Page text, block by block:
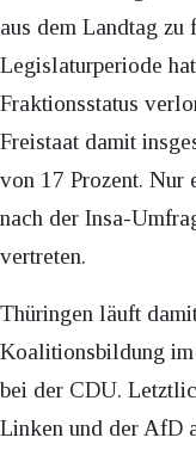
aus dem Landtag
Legislaturperiode
Fraktionsstatus
Freistaat damit
von 17 Prozent. Nur
nach der Insa-
vertreten.
Thüringen läuft
Koalitionsbildung im
bei der CDU.
Linken und der AfD